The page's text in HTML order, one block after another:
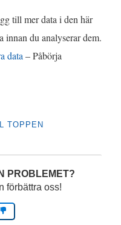
till mer data i den här
innan du analyserar dem.
data– Påbörja
TOPPEN
PROBLEMET?
förbättra oss!